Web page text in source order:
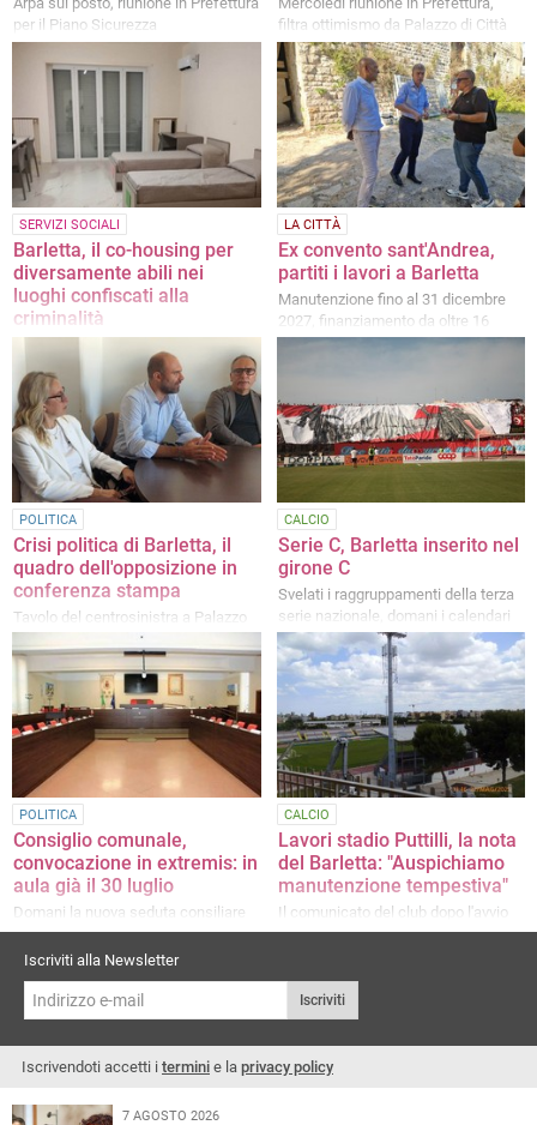
per il Piano Sicurezza
filtra ottimismo da Palazzo di Città
SERVIZI SOCIALI
Barletta, il co-housing per
diversamente abili nei
luoghi confiscati alla
criminalità
finanziata con fondi PNRR
LA CITTÀ
Ex convento sant'Andrea,
partiti i lavori a Barletta
Manutenzione fino al 31 dicembre
2027, finanziamento da oltre 16
milioni di euro
POLITICA
Crisi politica di Barletta, il
quadro dell'opposizione in
conferenza stampa
Tavolo del centrosinistra a Palazzo
di Città, le parole di Bruno e Doronzo
CALCIO
Serie C, Barletta inserito nel
girone C
Svelati i raggruppamenti della terza
serie nazionale, domani i calendari
POLITICA
Consiglio comunale,
convocazione in extremis: in
aula già il 30 luglio
Domani la nuova seduta consiliare
dopo la crisi di martedì
CALCIO
Lavori stadio Puttilli, la nota
del Barletta: "Auspichiamo
manutenzione tempestiva"
Il comunicato del club dopo l'avvio
delle attività
Iscriviti alla Newsletter
Iscriviti
Iscrivendoti accetti i termini e la privacy policy
7 AGOSTO 2026